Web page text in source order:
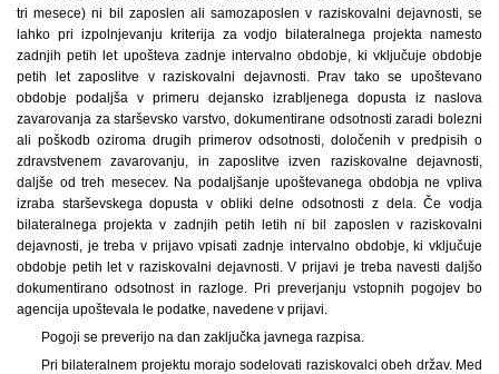
tri mesece) ni bil zaposlen ali samozaposlen v raziskovalni dejavnosti, se
lahko pri izpolnjevanju kriterija za vodjo bilateralnega projekta namesto
zadnjih petih let upošteva zadnje intervalno obdobje, ki vključuje obdobje
petih let zaposlitve v raziskovalni dejavnosti. Prav tako se upoštevano
obdobje podaljša v primeru dejansko izrabljenega dopusta iz naslova
zavarovanja za starševsko varstvo, dokumentirane odsotnosti zaradi bolezni
ali poškodb oziroma drugih primerov odsotnosti, določenih v predpisih o
zdravstvenem zavarovanju, in zaposlitve izven raziskovalne dejavnosti,
daljše od treh mesecev. Na podaljšanje upoštevanega obdobja ne vpliva
izraba starševskega dopusta v obliki delne odsotnosti z dela. Če vodja
bilateralnega projekta v zadnjih petih letih ni bil zaposlen v raziskovalni
dejavnosti, je treba v prijavo vpisati zadnje intervalno obdobje, ki vključuje
obdobje petih let v raziskovalni dejavnosti. V prijavi je treba navesti daljšo
dokumentirano odsotnost in razloge. Pri preverjanju vstopnih pogojev bo
agencija upoštevala le podatke, navedene v prijavi.
Pogoji se preverijo na dan zaključka javnega razpisa.
Pri bilateralnem projektu morajo sodelovati raziskovalci obeh držav. Med